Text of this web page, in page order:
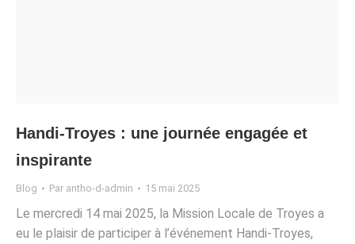
Handi-Troyes : une journée engagée et
inspirante
Blog Par antho-d-admin 15 mai 2025
Le mercredi 14 mai 2025, la Mission Locale de Troyes a
eu le plaisir de participer à l’événement Handi-Troyes,